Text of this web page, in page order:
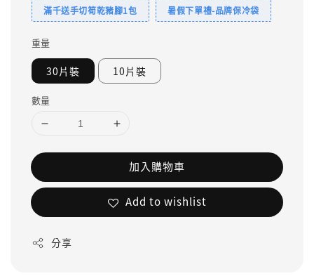
滿千送手切筍乾豬腳1包 暑假下單禮-品牌保冷袋
重量
30片裝 10片裝
數量
加入購物車
Add to wishlist
分享